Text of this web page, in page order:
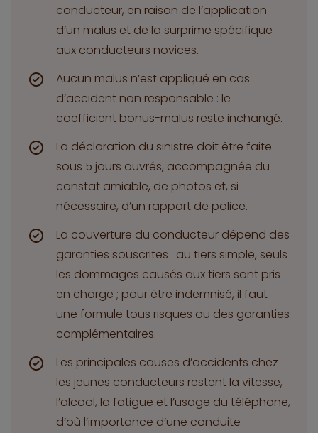
conducteur, en raison de l’application
d’un malus et de la surprime spécifique
aux conducteurs novices.
Aucun malus n’est appliqué en cas
d’accident non responsable : le
coefficient bonus-malus reste inchangé.
La déclaration du sinistre doit être faite
sous 5 jours ouvrés, accompagnée du
constat amiable, de photos et, si
nécessaire, d’un rapport de police.
La couverture du conducteur dépend des
garanties souscrites : au tiers simple, seuls
les dommages causés aux tiers sont pris
en charge ; pour être indemnisé, il faut
une formule tous risques ou des garanties
complémentaires.
Les principales causes d’accidents chez
les jeunes conducteurs restent la vitesse,
l’alcool, la fatigue et l’usage du téléphone,
d’où l’importance d’une conduite